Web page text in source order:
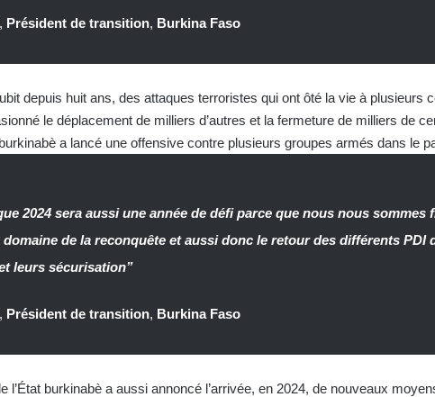
, Président de transition, Burkina Faso
depuis huit ans, des attaques terroristes qui ont ôté la vie à plusieurs
le déplacement de milliers d’autres et la fermeture de milliers de
burkinabè a lancé une offensive contre plusieurs groupes armés dans le
2024 sera aussi une année de défi parce que nous nous sommes
de la reconquête et aussi donc le retour des différents PDI
leurs sécurisation”
, Président de transition, Burkina Faso
l’État burkinabè a aussi annoncé l’arrivée, en 2024, de nouveaux